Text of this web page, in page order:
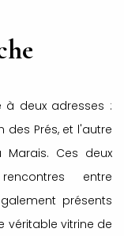
à deux adresses :
des Prés, et l'autre
Ces deux
entre
présents
véritable vitrine de